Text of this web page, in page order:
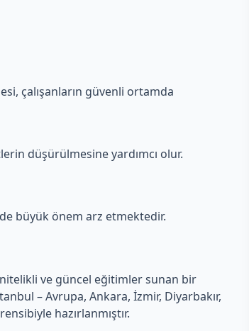
çalışanların güvenli ortamda
düşürülmesine yardımcı olur.
büyük önem arz etmektedir.
nitelikli ve güncel eğitimler sunan bir
– Avrupa, Ankara, İzmir, Diyarbakır,
hazırlanmıştır.